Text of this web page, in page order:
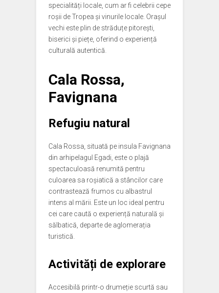
specialități locale, cum ar fi celebrii cepe
roșii de Tropea și vinurile locale. Orașul
vechi este plin de străduțe pitorești,
biserici și piețe, oferind o experiență
culturală autentică.
Cala Rossa,
Favignana
Refugiu natural
Cala Rossa, situată pe insula Favignana
din arhipelagul Egadi, este o plajă
spectaculoasă renumită pentru
culoarea sa roșiatică a stâncilor care
contrastează frumos cu albastrul
intens al mării. Este un loc ideal pentru
cei care caută o experiență naturală și
sălbatică, departe de aglomerația
turistică.
Activități de explorare
Accesibilă printr-o drumeție scurtă sau